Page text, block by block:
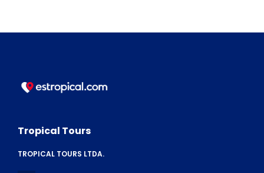
Tropical Tours
TROPICAL TOURS LTDA.